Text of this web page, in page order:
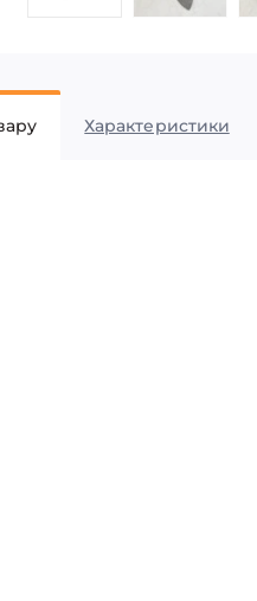
Характеристики